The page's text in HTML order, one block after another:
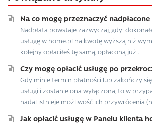
Na co mogę przeznaczyć
Nadpłata powstaje zazwyczaj, gdy:
usługę w home.pl na kwotę wyższą niż
kolejny opłaciłeś tę samą, opłaconą już...
Czy mogę opłacić usługę po
Gdy minie termin płatności lub zakończy
usługi i zostanie ona wyłączona, to w
nadal istnieje możliwość ich przywrócenia
Jak opłacić usługę w Panelu klienta